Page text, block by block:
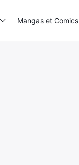
Mangas et Comics